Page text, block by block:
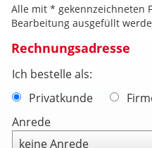
Alle mit * gekennzeichneten
Bearbeitung ausgefüllt
Rechnungsadresse
Ich bestelle als:
Privatkunde
Anrede